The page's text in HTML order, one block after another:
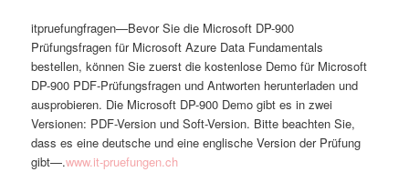
itpruefungfragen—Bevor Sie die Microsoft DP-900
Prüfungsfragen für Microsoft Azure Data Fundamentals
bestellen, können Sie zuerst die kostenlose Demo für Microsoft
DP-900 PDF-Prüfungsfragen und Antworten herunterladen und
ausprobieren. Die Microsoft DP-900 Demo gibt es in zwei
Versionen: PDF-Version und Soft-Version. Bitte beachten Sie,
dass es eine deutsche und eine englische Version der Prüfung
gibt—.www.it-pruefungen.ch